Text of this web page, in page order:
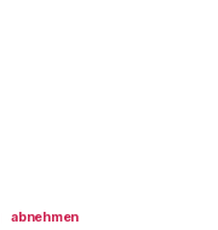
abnehmen